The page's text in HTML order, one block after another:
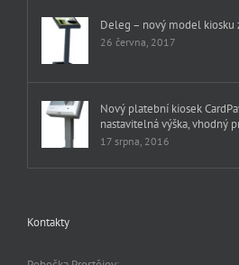
Deleg – nový model kiosku
26 června, 2017
Nový platební kiosek
nastavitelná výška, vhodný
17 srpna, 2016
Kontakty